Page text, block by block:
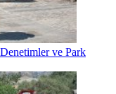
ve Park